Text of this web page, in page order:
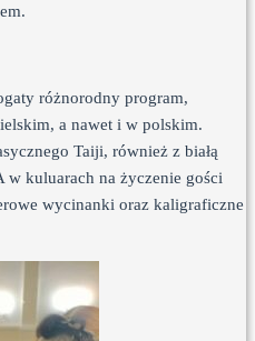
różnorodny program,
a nawet i w polskim.
Taiji, również z białą
w kuluarach na życzenie gości
wycinanki oraz kaligraficzne